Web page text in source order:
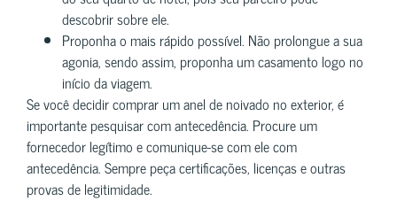
descobrir sobre ele.
Proponha o mais rápido possível. Não prolongue a sua
agonia, sendo assim, proponha um casamento logo no
início da viagem.
Se você decidir comprar um anel de noivado no exterior, é
importante pesquisar com antecedência. Procure um
fornecedor legítimo e comunique-se com ele com
antecedência. Sempre peça certificações, licenças e outras
provas de legitimidade.